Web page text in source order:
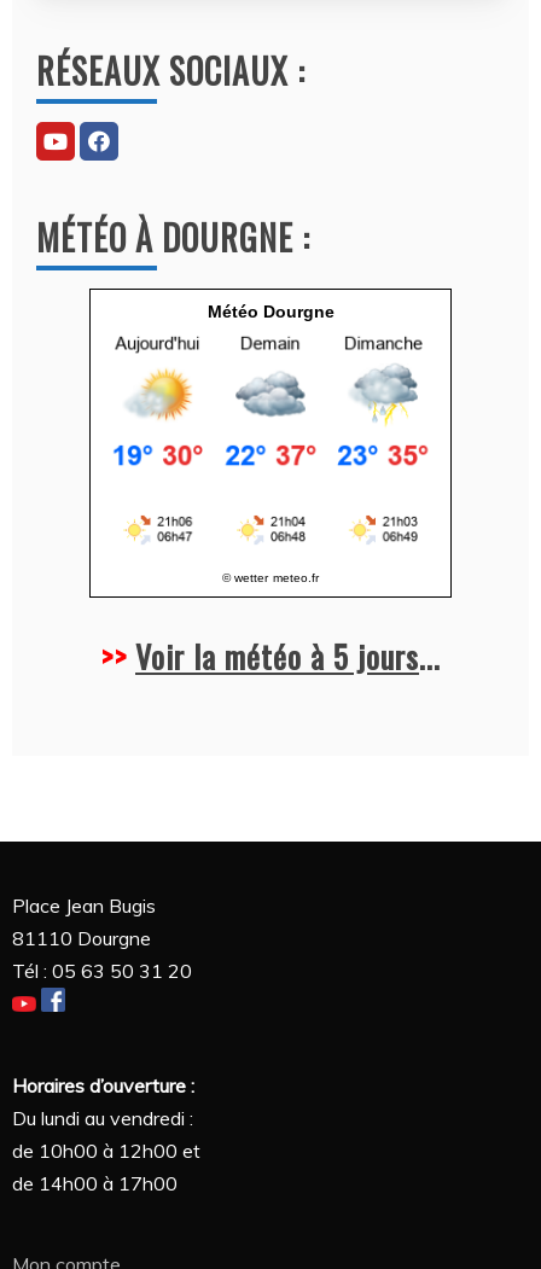
t
e
r
n
t
i
RÉSEAUX SOCIAUX :
MÉTÉO À DOURGNE :
Météo Dourgne
© wetter meteo.fr
>>Voir la météo à 5 jours...
Place Jean Bugis
81110 Dourgne
Tél : 05 63 50 31 20
Horaires d’ouverture :
Du lundi au vendredi :
de 10h00 à 12h00 et
de 14h00 à 17h00